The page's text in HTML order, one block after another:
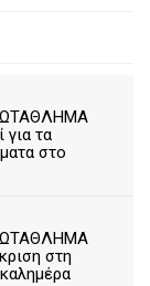
για τα
στο
στη